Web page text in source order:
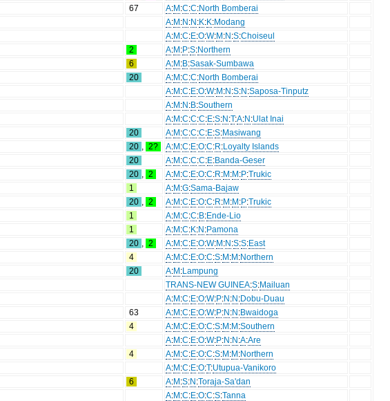
67 A:M:C:C:North Bomberai
A:M:N:N:K:K:Modang
A:M:C:E:O:W:M:N:S:Choiseul
2 A:M:P:S:Northern
6 A:M:B:Sasak-Sumbawa
20 A:M:C:C:North Bomberai
A:M:C:E:O:W:M:N:S:N:Saposa-Tinputz
A:M:N:B:Southern
A:M:C:C:C:E:S:N:T:A:N:Ulat Inai
20 A:M:C:C:C:E:S:Masiwang
20 2? A:M:C:E:O:C:R:Loyalty Islands
20 A:M:C:C:C:E:Banda-Geser
20 2 A:M:C:E:O:C:R:M:M:P:Trukic
1 A:M:G:Sama-Bajaw
20 2 A:M:C:E:O:C:R:M:M:P:Trukic
1 A:M:C:C:B:Ende-Lio
1 A:M:C:K:N:Pamona
20 2 A:M:C:E:O:W:M:N:S:S:East
4 A:M:C:E:O:C:S:M:M:Northern
20 A:M:Lampung
TRANS-NEW GUINEA:S:Mailuan
A:M:C:E:O:W:P:N:N:Dobu-Duau
63 A:M:C:E:O:W:P:N:N:Bwaidoga
4 A:M:C:E:O:C:S:M:M:Southern
A:M:C:E:O:W:P:N:N:A:Are
4 A:M:C:E:O:C:S:M:M:Northern
A:M:C:E:O:T:Utupua-Vanikoro
6 A:M:S:N:Toraja-Sa'dan
A:M:C:E:O:C:S:Tanna